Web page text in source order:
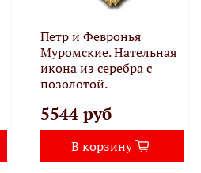
Петр и Февронья
Муромские. Нательная
икона из серебра с
позолотой.
5544 руб
В корзину